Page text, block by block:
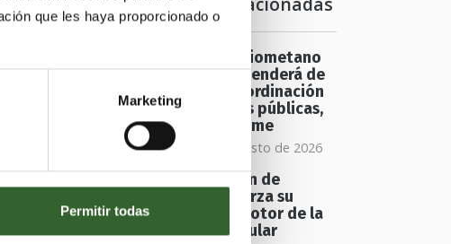
que les haya proporcionado o
Marketing
Permitir todas
de
de
El futuro del biometano
en Europa dependerá de
una mayor coordinación
entre políticas públicas,
según un informe
viernes 07 de agosto de 2026
La valorización de
residuos refuerza su
papel como motor de la
economía circular